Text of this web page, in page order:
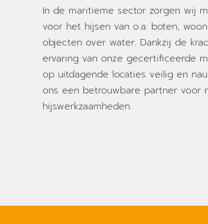
In de maritieme sector zorgen wij
voor het hijsen van o.a. boten,
objecten over water. Dankzij de
ervaring van onze gecertificeerde
op uitdagende locaties veilig en
ons een betrouwbare partner voor
hijswerkzaamheden.